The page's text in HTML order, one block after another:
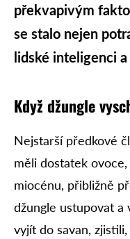
překvapivým
se stalo nejen
lidské inteligenci
Když džungle
Nejstarší předkové
měli dostatek
miocénu, přibližně
džungle ustupovat a
vyjít do savan,